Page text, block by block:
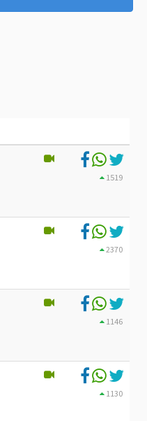
1519
2370
1146
1130